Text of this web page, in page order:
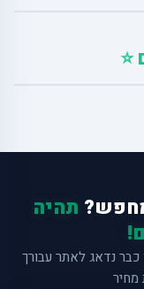
⭐
תהיה
נדאג לאתר עבורך